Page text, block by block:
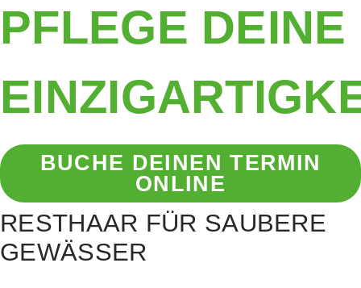
PFLEGE DEINE
BUCHE DEINEN TERMIN
ONLINE
RESTHAAR FÜR SAUBERE
GEWÄSSER